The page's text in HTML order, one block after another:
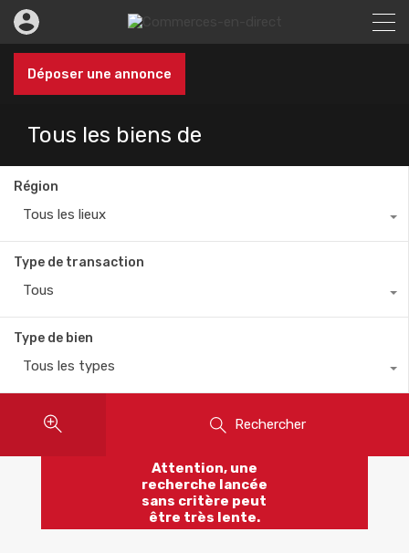
Déposer une annonce
Tous les biens de
Région
Tous les lieux
Type de transaction
Tous
Type de bien
Tous les types
Rechercher
Attention, une
recherche lancée
sans critère peut
être très lente.